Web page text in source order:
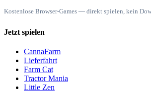
Kostenlose Browser-Games — direkt spielen, kein
Jetzt spielen
CannaFarm
Lieferfahrt
Farm Cat
Tractor Mania
Little Zen